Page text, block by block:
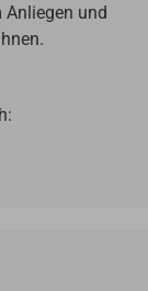
Anliegen und